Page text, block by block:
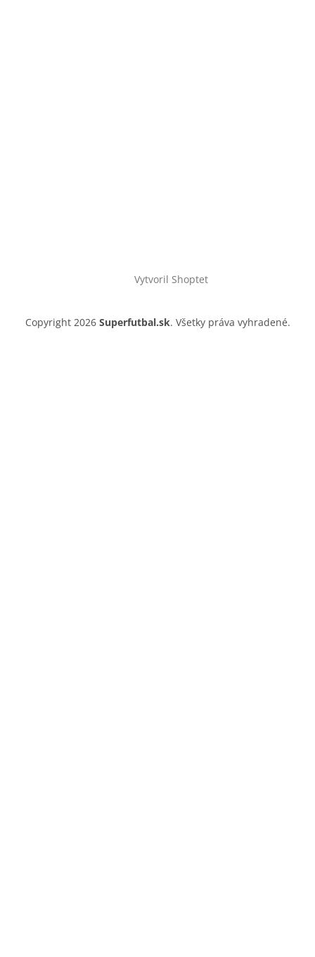
Vytvoril Shoptet
Copyright 2026 Superfutbal.sk. Všetky práva vyhradené.